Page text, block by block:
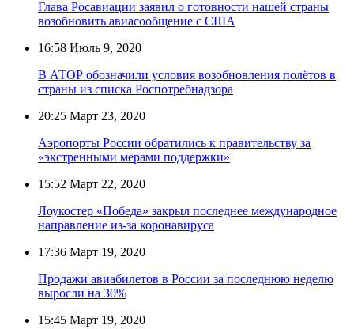
Глава Росавиации заявил о готовности нашей страны
возобновить авиасообщение с США
16:58 Июль 9, 2020
В АТОР обозначили условия возобновления полётов в
страны из списка Роспотребнадзора
20:25 Март 23, 2020
Аэропорты России обратились к правительству за
«экстренными мерами поддержки»
15:52 Март 22, 2020
Лоукостер «Победа» закрыл последнее международное
направление из-за коронавируса
17:36 Март 19, 2020
Продажи авиабилетов в России за последнюю неделю
выросли на 30%
15:45 Март 19, 2020